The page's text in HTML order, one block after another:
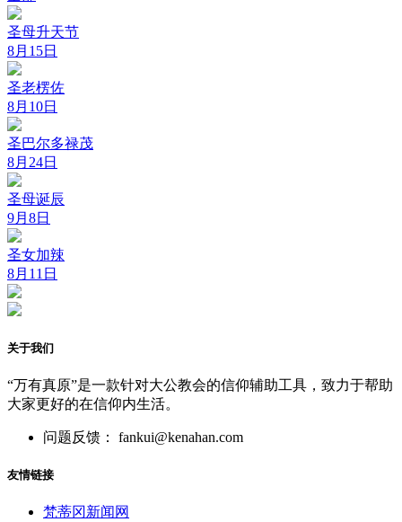
圣母升天节
8月15日
圣老楞佐
8月10日
圣巴尔多禄茂
8月24日
圣母诞辰
9月8日
圣女加辣
8月11日
关于我们
“万有真原”是一款针对大公教会的信仰辅助工具，致力于帮助
大家更好的在信仰内生活。
问题反馈： fankui@kenahan.com
友情链接
梵蒂冈新闻网